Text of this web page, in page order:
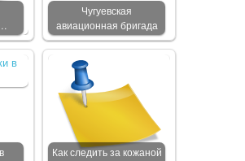
Чугуевская
авиационная бригада
Как следить за кожаной